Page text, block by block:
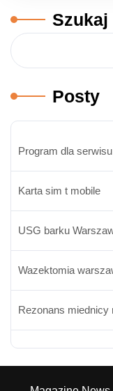
Szukaj
Posty
Program dla serwisu
Karta sim t mobile
USG barku
Wazektomia
Rezonans